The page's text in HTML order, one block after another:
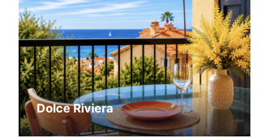
Dolce Riviera